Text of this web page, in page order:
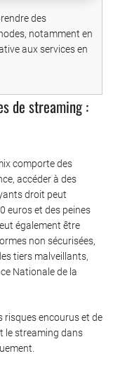
des
notamment en
aux services en
de streaming :
comporte des
accéder à des
droit peut
euros et des peines
également être
non sécurisées,
tiers malveillants,
Nationale de la
risques encourus et de
le streaming dans